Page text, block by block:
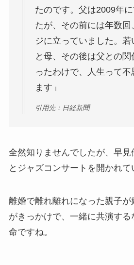
たのです。父は2009年
たが、その前には年数回
ジに立っていました。
と母、その後は父との
ったわけで、人生って不
ます」
引用先：日経新聞
全然知りませんでしたが、早見
とジャズコンサートを開かれて
離婚で離れ離れになった親子が
がきっかけで、一緒に共演す
命ですね。